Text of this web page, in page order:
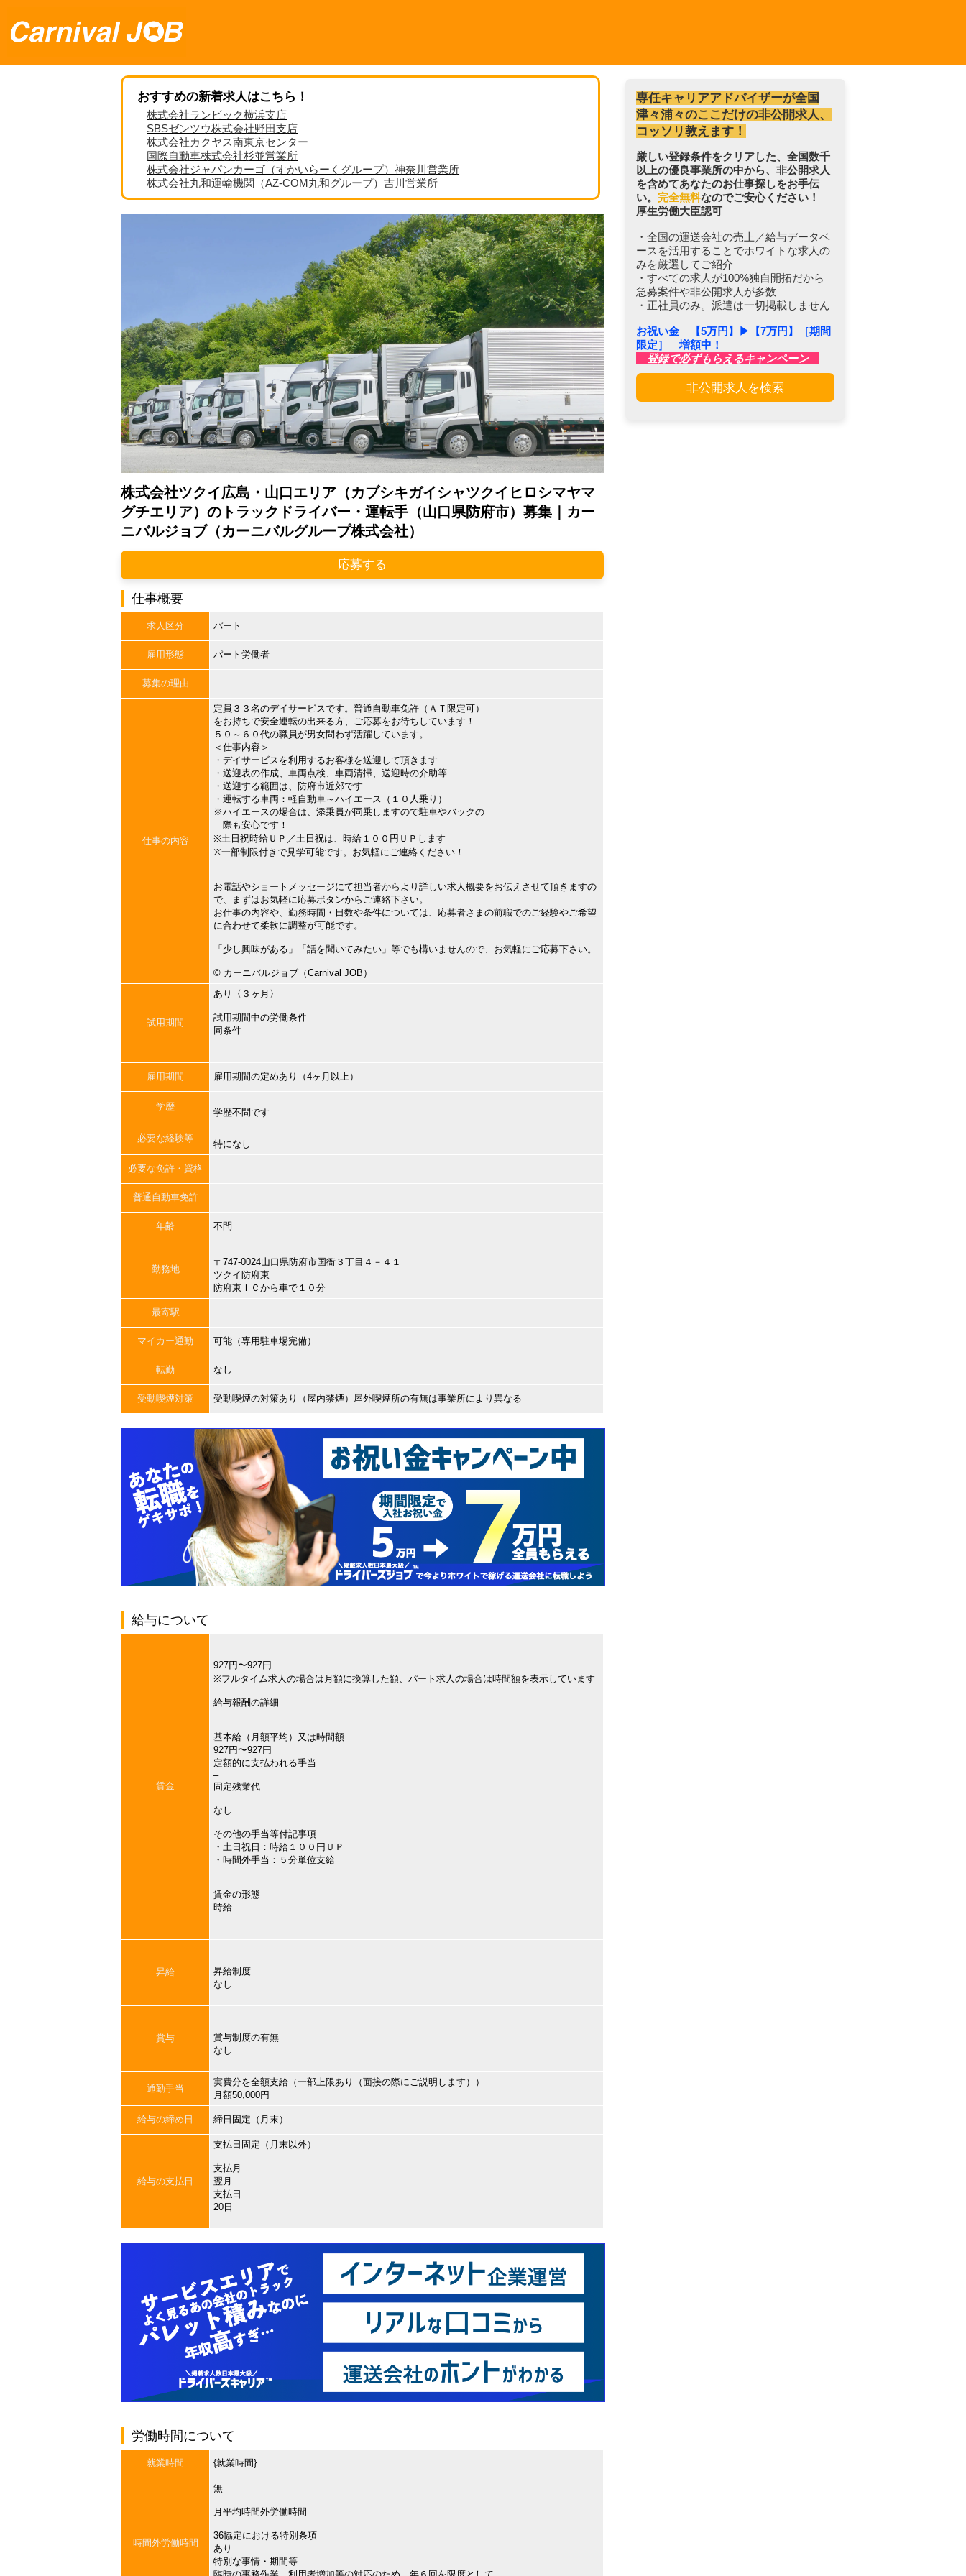
おすすめの新着求人はこちら！
株式会社ランビック横浜支店
SBSゼンツウ株式会社野田支店
株式会社カクヤス南東京センター
国際自動車株式会社杉並営業所
株式会社ジャパンカーゴ（すかいらーくグループ）神奈川営業所
株式会社丸和運輸機関（AZ-COM丸和グループ）吉川営業所
株式会社ツクイ広島・山口エリア（カブシキガイシャツクイヒロシマヤマ
グチエリア）のトラックドライバー・運転手（山口県防府市）募集｜カー
ニバルジョブ（カーニバルグループ株式会社）
応募する
仕事概要
求人区分 パート
雇用形態 パート労働者
募集の理由
仕事の内容
定員３３名のデイサービスです。普通自動車免許（ＡＴ限定可）
をお持ちで安全運転の出来る方、ご応募をお待ちしています！
５０～６０代の職員が男女問わず活躍しています。
＜仕事内容＞
・デイサービスを利用するお客様を送迎して頂きます
・送迎表の作成、車両点検、車両清掃、送迎時の介助等
・送迎する範囲は、防府市近郊です
・運転する車両：軽自動車～ハイエース（１０人乗り）
※ハイエースの場合は、添乗員が同乗しますので駐車やバックの
際も安心です！
※土日祝時給ＵＰ／土日祝は、時給１００円ＵＰします
※一部制限付きで見学可能です。お気軽にご連絡ください！
お電話やショートメッセージにて担当者からより詳しい求人概要をお伝えさせて頂きますの
で、まずはお気軽に応募ボタンからご連絡下さい。
お仕事の内容や、勤務時間・日数や条件については、応募者さまの前職でのご経験やご希望
に合わせて柔軟に調整が可能です。
「少し興味がある」「話を聞いてみたい」等でも構いませんので、お気軽にご応募下さい。
©︎ カーニバルジョブ（Carnival JOB）
試用期間
あり〈３ヶ月〉
試用期間中の労働条件
同条件
雇用期間 雇用期間の定めあり（4ヶ月以上）
学歴
学歴不問です
必要な経験等
特になし
必要な免許・資格
普通自動車免許
年齢 不問
勤務地
〒747-0024山口県防府市国衙３丁目４－４１
ツクイ防府東
防府東ＩＣから車で１０分
最寄駅
マイカー通勤 可能（専用駐車場完備）
転勤 なし
受動喫煙対策 受動喫煙の対策あり（屋内禁煙）屋外喫煙所の有無は事業所により異なる
給与について
賃金
927円〜927円
※フルタイム求人の場合は月額に換算した額、パート求人の場合は時間額を表示しています
給与報酬の詳細
基本給（月額平均）又は時間額
927円〜927円
定額的に支払われる手当
–
固定残業代
なし
その他の手当等付記事項
・土日祝日：時給１００円ＵＰ
・時間外手当：５分単位支給
賃金の形態
時給
昇給
昇給制度
なし
賞与
賞与制度の有無
なし
通勤手当
実費分を全額支給（一部上限あり（面接の際にご説明します））
月額50,000円
給与の締め日 締日固定（月末）
給与の支払日
支払日固定（月末以外）
支払月
翌月
支払日
20日
労働時間について
就業時間 {就業時間}
時間外労働時間
無
月平均時間外労働時間
36協定における特別条項
あり
特別な事情・期間等
専任キャリアアドバイザーが全国
津々浦々のここだけの非公開求人、
コッソリ教えます！
厳しい登録条件をクリアした、全国数千
以上の優良事業所の中から、非公開求人
を含めてあなたのお仕事探しをお手伝
い。 完全無料なのでご安心ください！
厚生労働大臣認可
・全国の運送会社の売上／給与データベ
ースを活用することでホワイトな求人の
みを厳選してご紹介
・すべての求人が100%独自開拓だから
急募案件や非公開求人が多数
・正社員のみ。派遣は一切掲載しません
お祝い金 【5万円】▶︎【7万円】［期間
限定］ 増額中！
登録で必ずもらえるキャンペーン
非公開求人を検索